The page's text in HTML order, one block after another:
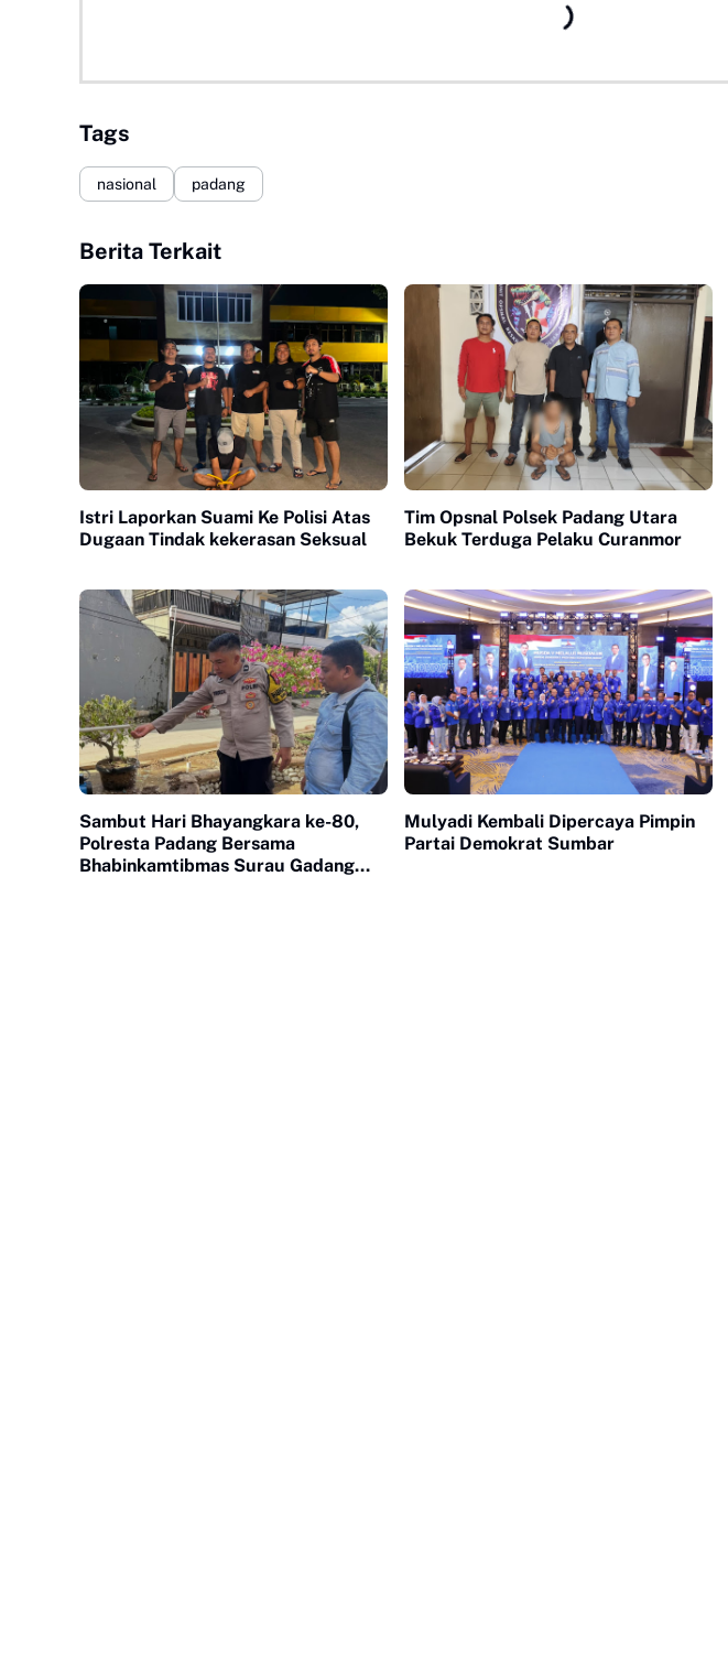
Tags
nasional padang
Berita Terkait
Istri Laporkan Suami Ke Polisi Atas
Dugaan Tindak kekerasan Seksual
Tim Opsnal Polsek Padang Utara
Bekuk Terduga Pelaku Curanmor
Sambut Hari Bhayangkara ke-80,
Polresta Padang Bersama
Bhabinkamtibmas Surau Gadang
Mulyadi Kembali Dipercaya Pimpin
Partai Demokrat Sumbar